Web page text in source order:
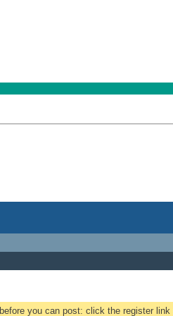
before you can post: click the register